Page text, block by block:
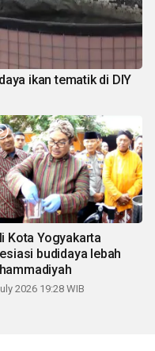
ikan tematik di DIY
Kota Yogyakarta
budidaya lebah
2026 19:28 WIB